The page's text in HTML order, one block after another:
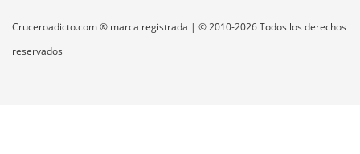
Cruceroadicto.com ® marca registrada | © 2010-2026 Todos los derechos
reservados